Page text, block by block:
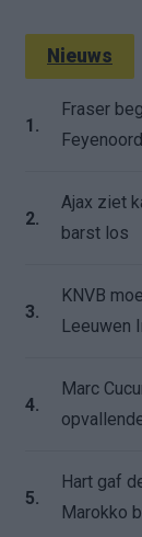
Nieuws
1.
Fraser
2.
Ajax ziet
barst los
3.
KNVB
Leeuwen
4.
Marc
5.
Hart gaf
Marokko